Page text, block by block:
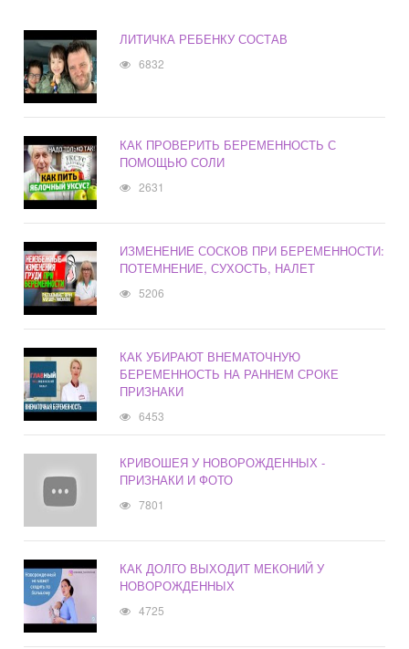
ЛИТИЧКА РЕБЕНКУ СОСТАВ
6832
КАК ПРОВЕРИТЬ БЕРЕМЕННОСТЬ С
ПОМОЩЬЮ СОЛИ
2631
ИЗМЕНЕНИЕ СОСКОВ ПРИ БЕРЕМЕННОСТИ:
ПОТЕМНЕНИЕ, СУХОСТЬ, НАЛЕТ
5206
КАК УБИРАЮТ ВНЕМАТОЧНУЮ
БЕРЕМЕННОСТЬ НА РАННЕМ СРОКЕ
ПРИЗНАКИ
6453
КРИВОШЕЯ У НОВОРОЖДЕННЫХ -
ПРИЗНАКИ И ФОТО
7801
КАК ДОЛГО ВЫХОДИТ МЕКОНИЙ У
НОВОРОЖДЕННЫХ
4725